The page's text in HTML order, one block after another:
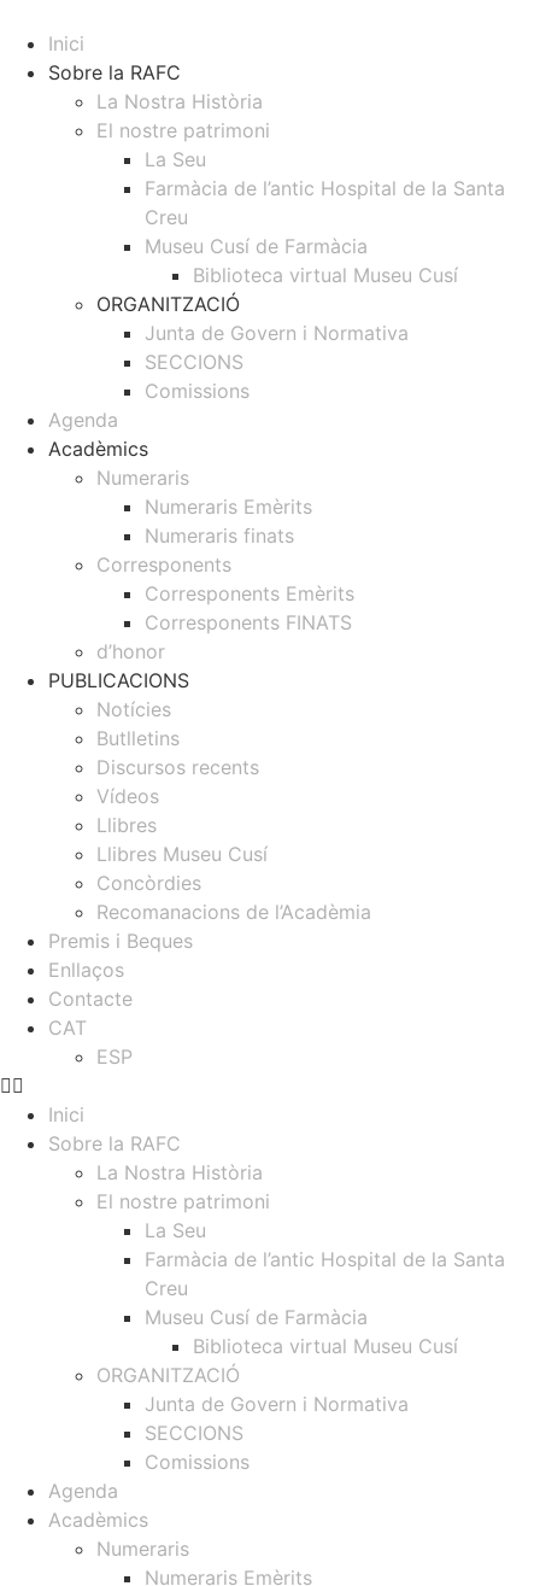
Inici
Sobre la RAFC
La Nostra Història
El nostre patrimoni
La Seu
Farmàcia de l’antic Hospital de la Santa
Creu
Museu Cusí de Farmàcia
Biblioteca virtual Museu Cusí
ORGANITZACIÓ
Junta de Govern i Normativa
SECCIONS
Comissions
Agenda
Acadèmics
Numeraris
Numeraris Emèrits
Numeraris finats
Corresponents
Corresponents Emèrits
Corresponents FINATS
d’honor
PUBLICACIONS
Notícies
Butlletins
Discursos recents
Vídeos
Llibres
Llibres Museu Cusí
Concòrdies
Recomanacions de l’Acadèmia
Premis i Beques
Enllaços
Contacte
CAT
ESP
Inici
Sobre la RAFC
La Nostra Història
El nostre patrimoni
La Seu
Farmàcia de l’antic Hospital de la Santa
Creu
Museu Cusí de Farmàcia
Biblioteca virtual Museu Cusí
ORGANITZACIÓ
Junta de Govern i Normativa
SECCIONS
Comissions
Agenda
Acadèmics
Numeraris
Numeraris Emèrits